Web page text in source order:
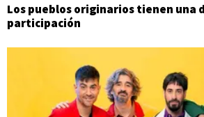
Los pueblos originarios tienen una
participación